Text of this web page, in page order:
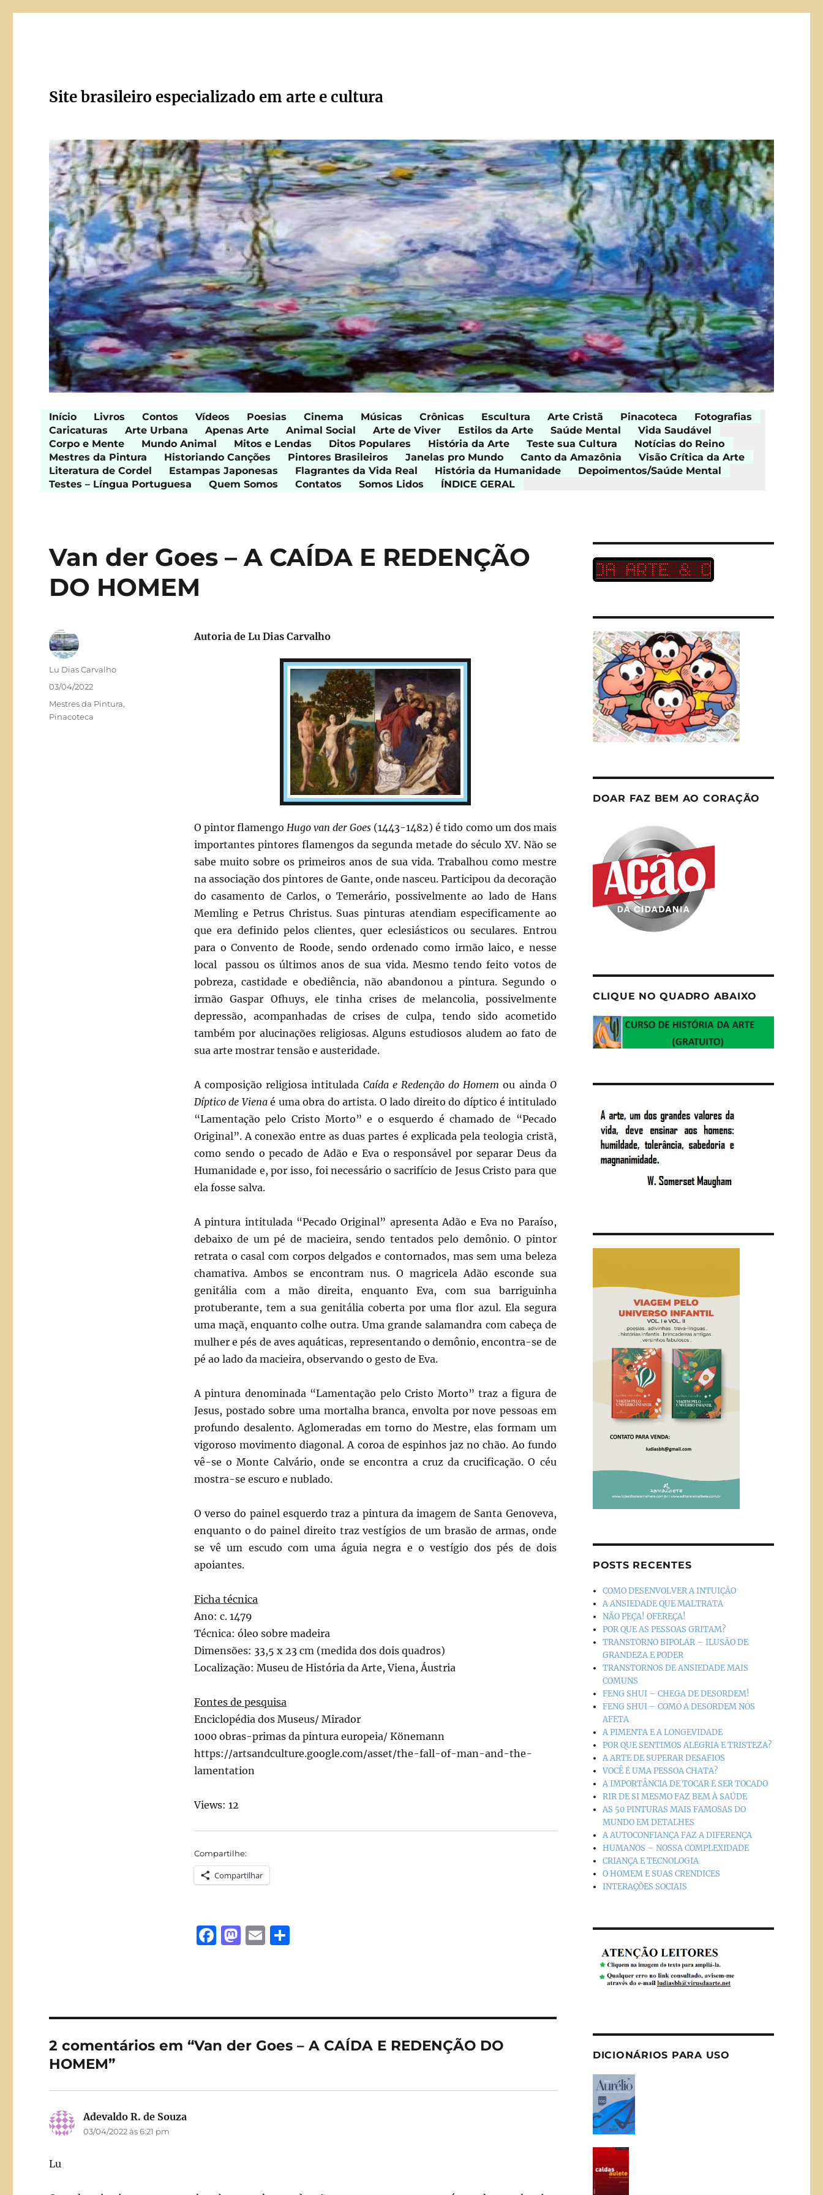
Site brasileiro especializado em arte e cultura
Início Livros Contos Vídeos Poesias Cinema Músicas Crônicas Escultura Arte Cristã Pinacoteca
Fotografias
Caricaturas
Arte Urbana Apenas Arte Animal Social Arte de Viver Estilos da Arte Saúde Mental
Vida Saudável
Corpo e Mente
Mundo Animal Mitos e Lendas Ditos Populares História da Arte Teste sua Cultura
Notícias do Reino
Mestres da Pintura
Historiando Canções Pintores Brasileiros Janelas pro Mundo Canto da Amazônia
Visão Crítica da Arte
Literatura de Cordel
Estampas Japonesas Flagrantes da Vida Real História da Humanidade
Depoimentos/Saúde Mental
Testes – Língua Portuguesa
Quem Somos Contatos Somos Lidos ÍNDICE GERAL
Van der Goes – A CAÍDA E REDENÇÃO
DO HOMEM
Autoria de Lu Dias Carvalho
O pintor flamengoHugo van der Goes (1443-1482) é tido como um dos mais
importantes pintores flamengos da segunda metade do século XV. Não se
sabe muito sobre os primeiros anos de sua vida. Trabalhou como mestre
na associação dos pintores de Gante, onde nasceu. Participou da decoração
do casamento de Carlos, o Temerário, possivelmente ao lado de Hans
Memling e Petrus Christus. Suas pinturas atendiam especificamente ao
que era definido pelos clientes, quer eclesiásticos ou seculares. Entrou
para o Convento de Roode, sendo ordenado como irmão laico, e nesse
local passou os últimos anos de sua vida. Mesmo tendo feito votos de
pobreza, castidade e obediência, não abandonou a pintura. Segundo o
irmão Gaspar Ofhuys, ele tinha crises de melancolia, possivelmente
depressão, acompanhadas de crises de culpa, tendo sido acometido
também por alucinações religiosas. Alguns estudiosos aludem ao fato de
sua arte mostrar tensão e austeridade.
A composição religiosa intitulada Caída e Redenção do Homem ou ainda O
Díptico de Vienaé uma obra do artista. O lado direito do díptico é intitulado
“Lamentação pelo Cristo Morto” e o esquerdo é chamado de “Pecado
Original”. A conexão entre as duas partes é explicada pela teologia cristã,
como sendo o pecado de Adão e Eva o responsável por separar Deus da
Humanidade e, por isso, foi necessário o sacrifício de Jesus Cristo para que
ela fosse salva.
A pintura intitulada “Pecado Original” apresenta Adão e Eva no Paraíso,
debaixo de um pé de macieira, sendo tentados pelo demônio. O pintor
retrata o casal com corpos delgados e contornados, mas sem uma beleza
chamativa. Ambos se encontram nus. O magricela Adão esconde sua
genitália com a mão direita, enquanto Eva, com sua barriguinha
protuberante, tem a sua genitália coberta por uma flor azul. Ela segura
uma maçã, enquanto colhe outra. Uma grande salamandra com cabeça de
mulher e pés de aves aquáticas, representando o demônio, encontra-se de
pé ao lado da macieira, observando o gesto de Eva.
A pintura denominada “Lamentação pelo Cristo Morto” traz a figura de
Jesus, postado sobre uma mortalha branca, envolta por nove pessoas em
profundo desalento. Aglomeradas em torno do Mestre, elas formam um
vigoroso movimento diagonal. A coroa de espinhos jaz no chão. Ao fundo
vê-se o Monte Calvário, onde se encontra a cruz da crucificação. O céu
mostra-se escuro e nublado.
O verso do painel esquerdo traz a pintura da imagem de Santa Genoveva,
enquanto o do painel direito traz vestígios de um brasão de armas, onde
se vê um escudo com uma águia negra e o vestígio dos pés de dois
apoiantes.
Ficha técnica
Ano: c. 1479
Técnica: óleo sobre madeira
Dimensões: 33,5 x 23 cm (medida dos dois quadros)
Localização: Museu de História da Arte, Viena, Áustria
Fontes de pesquisa
Enciclopédia dos Museus/ Mirador
1000 obras-primas da pintura europeia/ Könemann
https://artsandculture.google.com/asset/the-fall-of-man-and-the-
lamentation
Views: 12
Compartilhe:
Compartilhar
F
b
o
M
d
n
E S
Autor
Lu Dias Carvalho
Publicado
em
03/04/2022
Categorias
Mestres da Pintura,
Pinacoteca
2 comentários em “Van der Goes – A CAÍDA E REDENÇÃO DO
HOMEM”
Adevaldo R. de Souza
03/04/2022 às 6:21 pm
Lu
DOAR FAZ BEM AO CORAÇÃO
CLIQUE NO QUADRO ABAIXO
POSTS RECENTES
COMO DESENVOLVER A INTUIÇÃO
A ANSIEDADE QUE MALTRATA
NÃO PEÇA! OFEREÇA!
POR QUE AS PESSOAS GRITAM?
TRANSTORNO BIPOLAR – ILUSÃO DE
GRANDEZA E PODER
TRANSTORNOS DE ANSIEDADE MAIS
COMUNS
FENG SHUI – CHEGA DE DESORDEM!
FENG SHUI – COMO A DESORDEM NOS
AFETA
A PIMENTA E A LONGEVIDADE
POR QUE SENTIMOS ALEGRIA E TRISTEZA?
A ARTE DE SUPERAR DESAFIOS
VOCÊ É UMA PESSOA CHATA?
A IMPORTÂNCIA DE TOCAR E SER TOCADO
RIR DE SI MESMO FAZ BEM À SAÚDE
AS 50 PINTURAS MAIS FAMOSAS DO
MUNDO EM DETALHES
A AUTOCONFIANÇA FAZ A DIFERENÇA
HUMANOS – NOSSA COMPLEXIDADE
CRIANÇA E TECNOLOGIA
O HOMEM E SUAS CRENDICES
INTERAÇÕES SOCIAIS
DICIONÁRIOS PARA USO